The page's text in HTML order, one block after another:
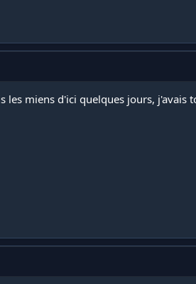
les miens d'ici quelques jours,